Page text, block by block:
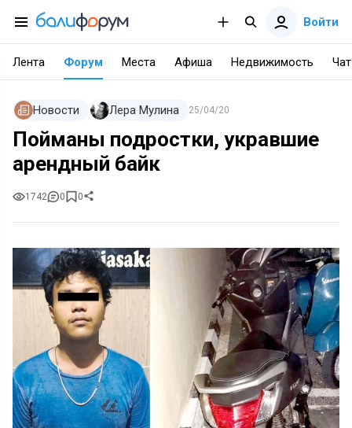
Войти
Лента Форум Места Афиша Недвижимость Чат
Новости Лера Мулина 25/04/20
Пойманы подростки, укравшие
арендный байк
1742 0 0